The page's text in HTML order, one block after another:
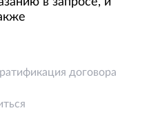
договора